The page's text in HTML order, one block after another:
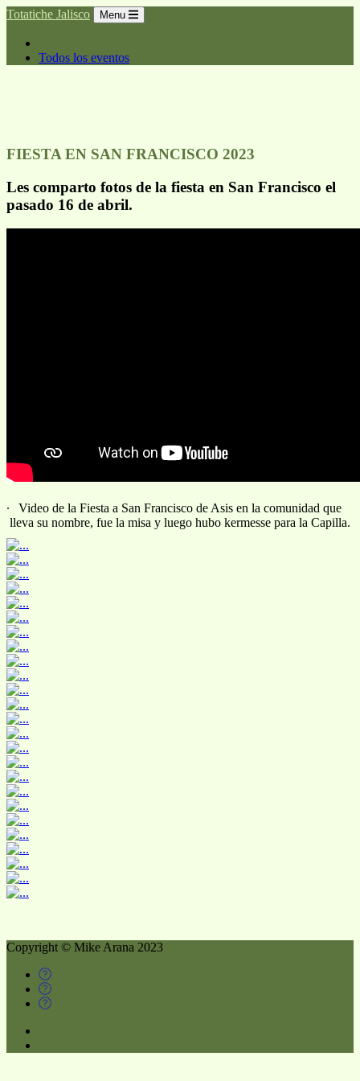
Totatiche Jalisco Menu
Todos los eventos
FIESTA EN SAN FRANCISCO 2023
Les comparto fotos de la fiesta en San Francisco el
pasado 16 de abril.
.
Video de la Fiesta a San Francisco de Asis en la comunidad que
lleva su nombre, fue la misa y luego hubo kermesse para la Capilla.
Copyright © Mike Arana 2023